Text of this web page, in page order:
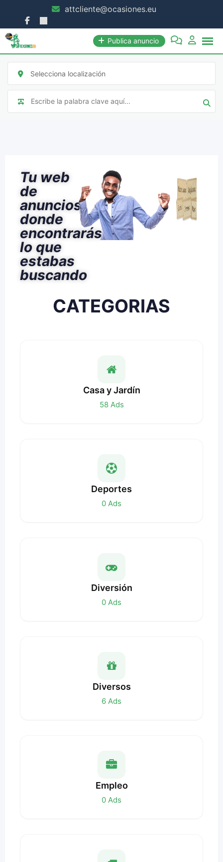
attcliente@ocasiones.eu
Publica anuncio
Selecciona localización
Tu web
de
anuncios
donde
encontrarás
lo que
estabas
buscando
CATEGORIAS
Casa y Jardín
58 Ads
Deportes
0 Ads
Diversión
0 Ads
Diversos
6 Ads
Empleo
0 Ads